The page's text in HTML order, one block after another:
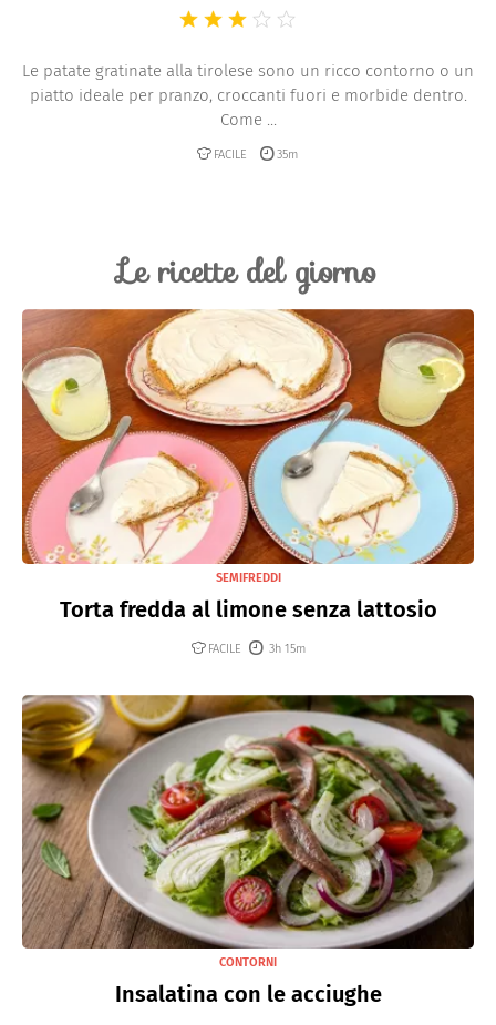
Le patate gratinate alla tirolese sono un ricco contorno o un
piatto ideale per pranzo, croccanti fuori e morbide dentro.
Come ...
FACILE 35m
Le ricette del giorno
SEMIFREDDI
Torta fredda al limone senza lattosio
FACILE 3h 15m
CONTORNI
Insalatina con le acciughe